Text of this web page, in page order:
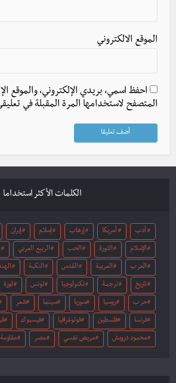
الموقع الالكتروني
احفظ اسمي، بريدي الإلكتروني، والموقع
المتصفح لاستخدامها المرة المقبلة في
الكلمات الأكثر استخداما
أدب أمريكا إرهاب إسلام إيران
الإسلام الثورة الحب الربيع العربي
العرب العربية القدس النكبة
تاريخ ترجمة تكنولوجيا تونس ثورة
حرب روسيا سوريا سينما شعر
فرنسا فلسطين فوتوغرافيا فيسبوك
محمود درويش مريض نفسي مصر مقاومة